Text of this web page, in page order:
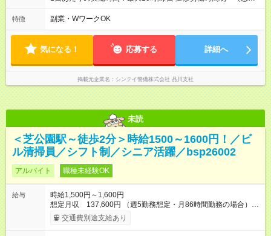
労働時間 170時間/月） 【シフト例】 ➀08:30～20:30（休憩時
間120分） ➁20:30～08:30（休憩時間120分）
特徴 副業・WワークOK
気になる！ 応募する 詳細へ
掲載元企業名 シンテイ警備株式会社 品川支社
未読
＜芝公園駅～徒歩2分＞時給1500～1600円！／ビ
ル清掃員／シフト制／シニア活躍／bsp26002
アルバイト 職種未経験OK
給与
時給1,500円～1,600円
想定月収 137,600円 （週5勤務想定・月86時間勤務の場合）
【交通費】 通勤交通費全額支給（公共交通機関のみ）※原則最
安経路 【キャリア支援】 ・キャリアチェンジ応援制度 ・資格取
交通費別途支給あり